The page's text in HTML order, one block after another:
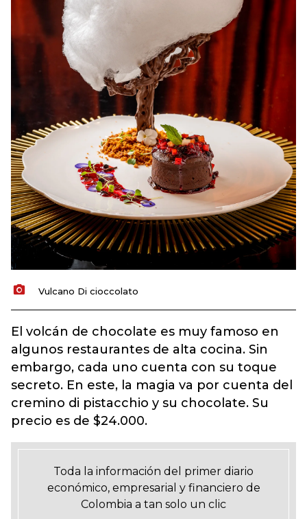
Vulcano Di cioccolato
El volcán de chocolate es muy famoso en
algunos restaurantes de alta cocina. Sin
embargo, cada uno cuenta con su toque
secreto. En este, la magia va por cuenta del
cremino di pistacchio y su chocolate. Su
precio es de $24.000.
Toda la información del primer diario
económico, empresarial y financiero de
Colombia a tan solo un clic